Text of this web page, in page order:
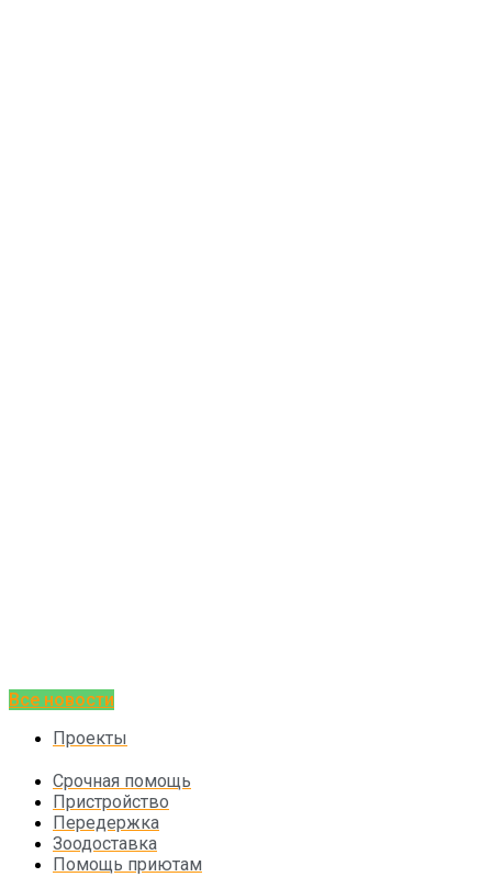
Все новости
Проекты
Срочная помощь
Пристройство
Передержка
Зоодоставка
Помощь приютам